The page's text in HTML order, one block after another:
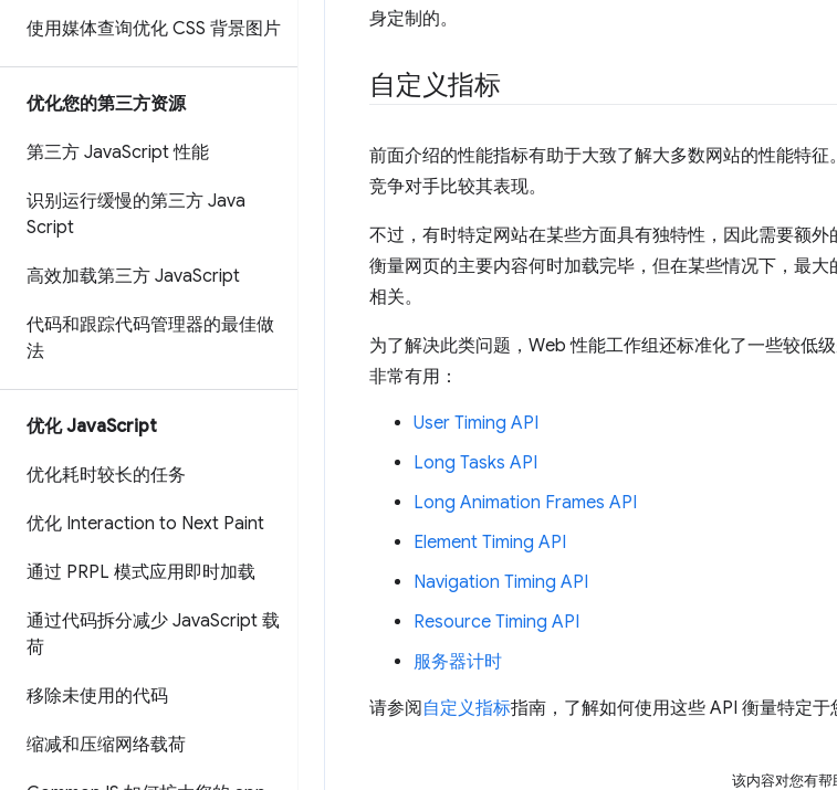
使用媒体查询优化 CSS 背景图片
优化您的第三方资源
第三方 JavaScript 性能
识别运行缓慢的第三方 Java
Script
高效加载第三方 JavaScript
代码和跟踪代码管理器的最佳做
法
优化 JavaScript
优化耗时较长的任务
优化 Interaction to Next Paint
通过 PRPL 模式应用即时加载
通过代码拆分减少 JavaScript 载
荷
移除未使用的代码
缩减和压缩网络载荷
身定制的。
自定义指标
前面介绍的性能指标有助于大致了解大多数网站的性能特
竞争对手比较其表现。
不过，有时特定网站在某些方面具有独特性，因此需要额
衡量网页的主要内容何时加载完毕，但在某些情况下，最
相关。
为了解决此类问题，Web 性能工作组还标准化了一些较低
非常有用：
User Timing API
Long Tasks API
Long Animation Frames API
Element Timing API
Navigation Timing API
Resource Timing API
服务器计时
请参阅 自定义指标指南，了解如何使用这些 API 衡量特定于
该内容对您有帮